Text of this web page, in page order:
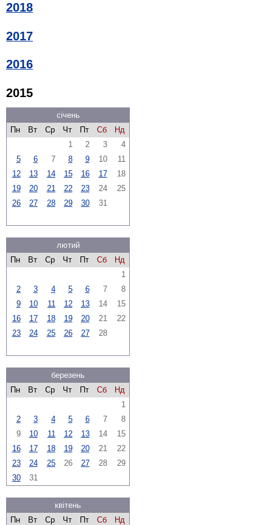
2018
2017
2016
2015
січень
Пн
Вт Ср Чт Пт Сб
Нд
1
2 3
4
5
6 7 8 9 10
11
12
13 14 15 16 17
18
19
20 21 22 23 24
25
26
27 28 29 30 31
лютий
Пн
Вт Ср Чт Пт Сб
Нд
1
2
3 4 5 6 7
8
9
10 11 12 13 14
15
16
17 18 19 20 21
22
23
24 25 26 27 28
березень
Пн
Вт Ср Чт Пт Сб
Нд
1
2
3 4 5 6 7
8
9
10 11 12 13 14
15
16
17 18 19 20 21
22
23
24 25 26 27 28
29
30
31
квітень
Пн
Вт Ср Чт Пт Сб
Нд